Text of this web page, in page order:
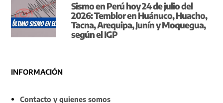
Sismo en Perú hoy 24 de julio del
2026: Temblor en Huánuco, Huacho,
Tacna, Arequipa, Junín y Moquegua,
según el IGP
INFORMACIÓN
Contacto y quienes somos